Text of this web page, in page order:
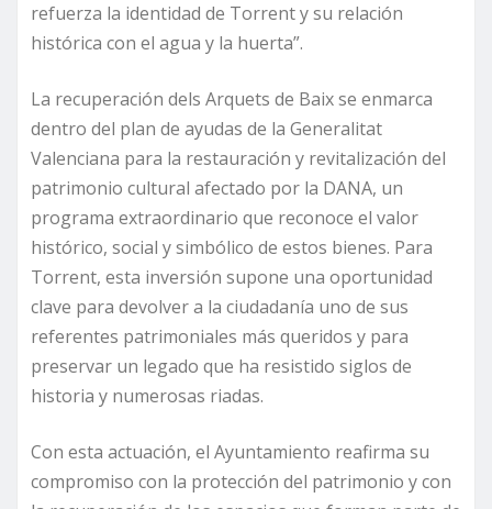
refuerza la identidad de Torrent y su relación
histórica con el agua y la huerta”.
La recuperación dels Arquets de Baix se enmarca
dentro del plan de ayudas de la Generalitat
Valenciana para la restauración y revitalización del
patrimonio cultural afectado por la DANA, un
programa extraordinario que reconoce el valor
histórico, social y simbólico de estos bienes. Para
Torrent, esta inversión supone una oportunidad
clave para devolver a la ciudadanía uno de sus
referentes patrimoniales más queridos y para
preservar un legado que ha resistido siglos de
historia y numerosas riadas.
Con esta actuación, el Ayuntamiento reafirma su
compromiso con la protección del patrimonio y con